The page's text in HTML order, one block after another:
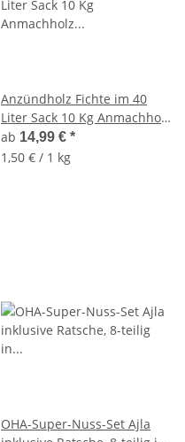
Anzündholz Fichte im 40
Liter Sack 10 Kg Anmachholz
ofenfertig
ab 14,99 € *
1,50 € / 1 kg
OHA-Super-Nuss-Set Ajla